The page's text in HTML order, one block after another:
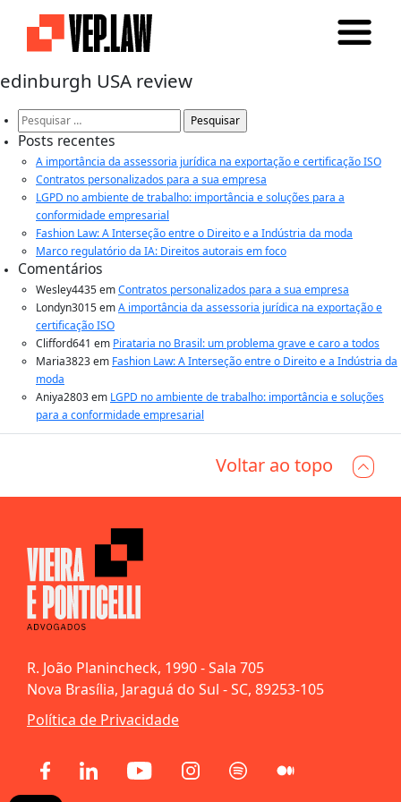
edinburgh USA review
Pesquisar
por:
Posts recentes
A importância da assessoria jurídica na exportação e certificação ISO
Contratos personalizados para a sua empresa
LGPD no ambiente de trabalho: importância e soluções para a
conformidade empresarial
Fashion Law: A Interseção entre o Direito e a Indústria da moda
Marco regulatório da IA: Direitos autorais em foco
Comentários
Wesley4435emContratos personalizados para a sua empresa
Londyn3015emA importância da assessoria jurídica na exportação e
certificação ISO
Clifford641 em Pirataria no Brasil: um problema grave e caro a todos
Maria3823em Fashion Law: A Interseção entre o Direito e a Indústria da
moda
Aniya2803em LGPD no ambiente de trabalho: importância e soluções
para a conformidade empresarial
Voltar ao topo
R. João Planincheck, 1990 - Sala 705
Nova Brasília, Jaraguá do Sul - SC, 89253-105
Política de Privacidade